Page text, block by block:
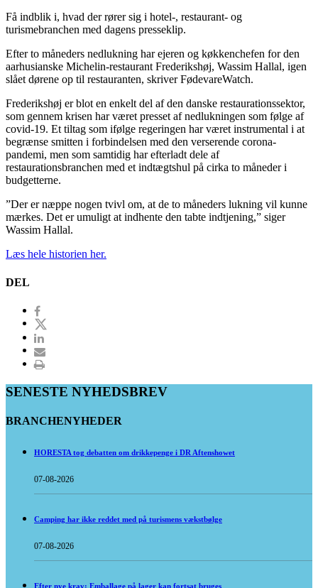
Få indblik i, hvad der rører sig i hotel-, restaurant- og
turismebranchen med dagens presseklip.
Efter to måneders nedlukning har ejeren og køkkenchefen for den
aarhusianske Michelin-restaurant Frederikshøj, Wassim Hallal, igen
slået dørene op til restauranten, skriver FødevareWatch.
Frederikshøj er blot en enkelt del af den danske restaurationssektor,
som gennem krisen har været presset af nedlukningen som følge af
covid-19. Et tiltag som ifølge regeringen har været instrumental i at
begrænse smitten i forbindelsen med den verserende corona-
pandemi, men som samtidig har efterladt dele af
restaurationsbranchen med et indtægtshul på cirka to måneder i
budgetterne.
”Der er næppe nogen tvivl om, at de to måneders lukning vil kunne
mærkes. Det er umuligt at indhente den tabte indtjening,” siger
Wassim Hallal.
Læs hele historien her.
DEL
SENESTE NYHEDSBREV
BRANCHENYHEDER
HORESTA tog debatten om drikkepenge i DR Aftenshowet
07-08-2026
Camping har ikke reddet med på turismens vækstbølge
07-08-2026
Efter nye krav: Emballage på lager kan fortsat bruges